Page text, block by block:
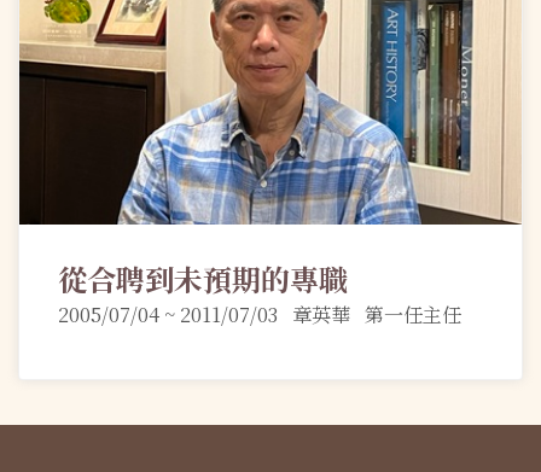
從合聘到未預期的專職
2005/07/04 ~ 2011/07/03 章英華 第一任主任